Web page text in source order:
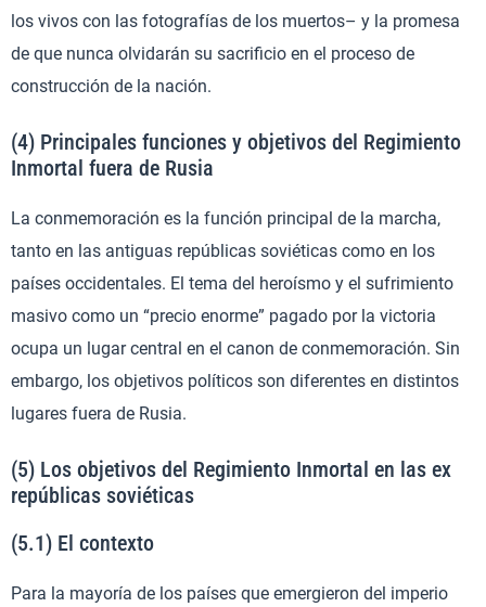
los vivos con las fotografías de los muertos– y la promesa
de que nunca olvidarán su sacrificio en el proceso de
construcción de la nación.
(4) Principales funciones y objetivos del Regimiento
Inmortal fuera de Rusia
La conmemoración es la función principal de la marcha,
tanto en las antiguas repúblicas soviéticas como en los
países occidentales. El tema del heroísmo y el sufrimiento
masivo como un “precio enorme” pagado por la victoria
ocupa un lugar central en el canon de conmemoración. Sin
embargo, los objetivos políticos son diferentes en distintos
lugares fuera de Rusia.
(5) Los objetivos del Regimiento Inmortal en las ex
repúblicas soviéticas
(5.1) El contexto
Para la mayoría de los países que emergieron del imperio